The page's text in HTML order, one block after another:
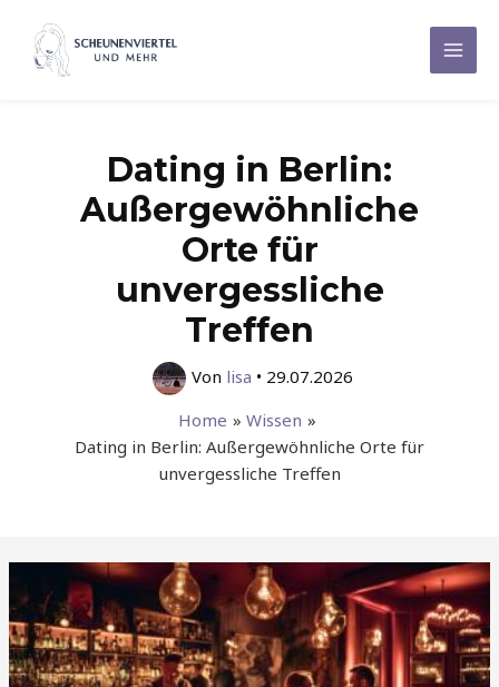
Inhalt
springen
Main
Dating in Berlin:
Außergewöhnliche
Orte für
unvergessliche
Treffen
Von lisa • 29.07.2026
Home
Wissen
Dating in Berlin: Außergewöhnliche Orte für
unvergessliche Treffen